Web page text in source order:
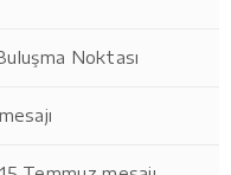
Noktası